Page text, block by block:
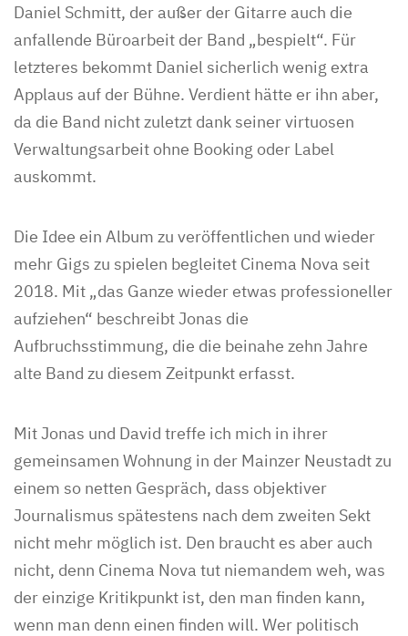
Daniel Schmitt, der außer der Gitarre auch die
anfallende Büroarbeit der Band „bespielt“. Für
letzteres bekommt Daniel sicherlich wenig extra
Applaus auf der Bühne. Verdient hätte er ihn aber,
da die Band nicht zuletzt dank seiner virtuosen
Verwaltungsarbeit ohne Booking oder Label
auskommt.
Die Idee ein Album zu veröffentlichen und wieder
mehr Gigs zu spielen begleitet Cinema Nova seit
2018. Mit „das Ganze wieder etwas professioneller
aufziehen“ beschreibt Jonas die
Aufbruchsstimmung, die die beinahe zehn Jahre
alte Band zu diesem Zeitpunkt erfasst.
Mit Jonas und David treffe ich mich in ihrer
gemeinsamen Wohnung in der Mainzer Neustadt zu
einem so netten Gespräch, dass objektiver
Journalismus spätestens nach dem zweiten Sekt
nicht mehr möglich ist. Den braucht es aber auch
nicht, denn Cinema Nova tut niemandem weh, was
der einzige Kritikpunkt ist, den man finden kann,
wenn man denn einen finden will. Wer politisch